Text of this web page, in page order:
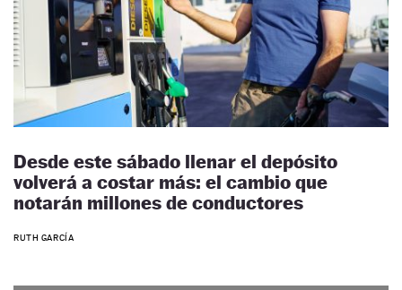
Desde este sábado llenar el depósito
volverá a costar más: el cambio que
notarán millones de conductores
RUTH GARCÍA